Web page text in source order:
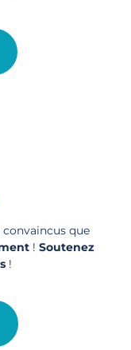
que
! Soutenez
!